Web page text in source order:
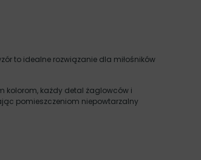
to idealne rozwiązanie dla miłośników
kolorom, każdy detal żaglowców i
pomieszczeniom niepowtarzalny